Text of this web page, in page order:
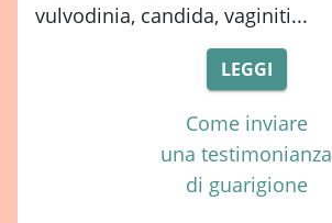
vulvodinia, candida, vaginiti...
LEGGI
Come inviare
una testimonianza
di guarigione